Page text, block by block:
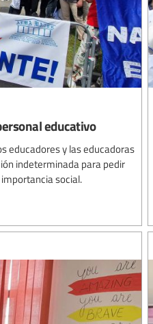
educativo
educadores y las educadoras
indeterminada para pedir
social.